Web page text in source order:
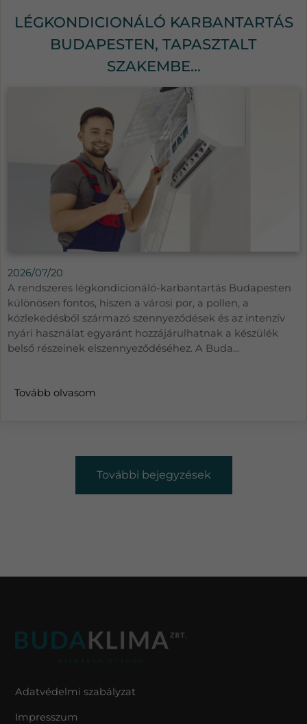
LÉGKONDICIONÁLÓ KARBANTARTÁS
BUDAPESTEN, TAPASZTALT
SZAKEMBE...
2026/07/20
A rendszeres légkondicionáló-karbantartás Budapesten
különösen fontos, hiszen a városi por, a pollen, a
közlekedésből származó szennyeződések és az intenzív
nyári használat egyaránt hozzájárulhatnak a készülék
belső részeinek elszennyeződéséhez. A Buda...
Tovább olvasom
További bejegyzések
Adatvédelmi szabályzat
Impresszum